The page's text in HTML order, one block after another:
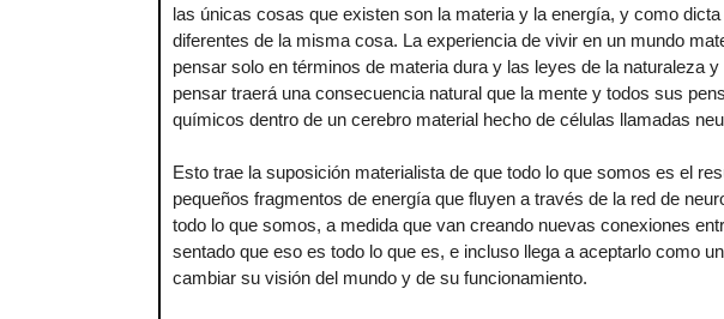
las únicas cosas que existen son la materia y la energía, y como
diferentes de la misma cosa. La experiencia de vivir en un mundo
pensar solo en términos de materia dura y las leyes de la naturaleza
pensar traerá una consecuencia natural que la mente y todos sus
químicos dentro de un cerebro material hecho de células llamadas
Esto trae la suposición materialista de que todo lo que somos es el
pequeños fragmentos de energía que fluyen a través de la red de
todo lo que somos, a medida que van creando nuevas conexiones
sentado que eso es todo lo que es, e incluso llega a aceptarlo como
cambiar su visión del mundo y de su funcionamiento.